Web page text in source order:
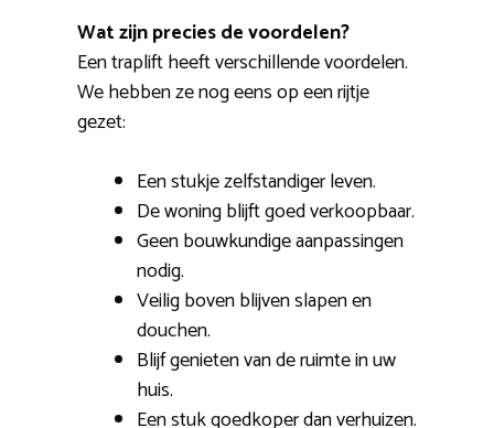
Wat zijn precies de voordelen?
Een traplift heeft verschillende voordelen.
We hebben ze nog eens op een rijtje
gezet:
Een stukje zelfstandiger leven.
De woning blijft goed verkoopbaar.
Geen bouwkundige aanpassingen
nodig.
Veilig boven blijven slapen en
douchen.
Blijf genieten van de ruimte in uw
huis.
Een stuk goedkoper dan verhuizen.